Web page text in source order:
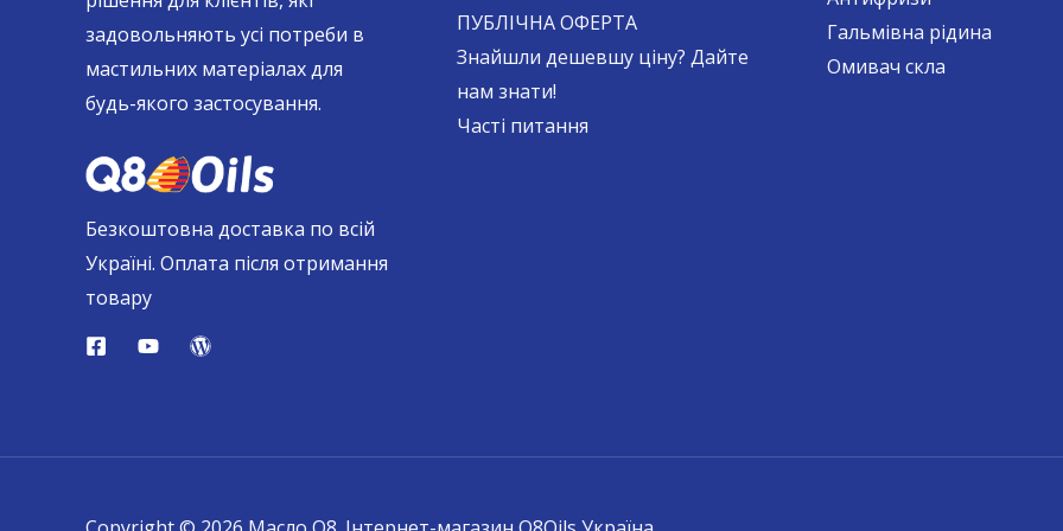
задовольняють усі потреби в
мастильних матеріалах для
будь-якого застосування.
Безкоштовна доставка по всій
Україні. Оплата після отримання
товару
ПУБЛІЧНА ОФЕРТА
Знайшли дешевшу ціну? Дайте
нам знати!
Часті питання
Гальмівна рідина
Омивач скла